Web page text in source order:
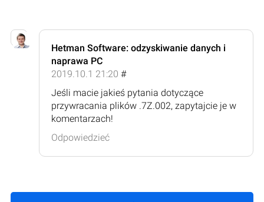
Hetman Software: odzyskiwanie danych i
naprawa PC
2019.10.1 21:20 #
Jeśli macie jakieś pytania dotyczące
przywracania plików .7Z.002, zapytajcie je w
komentarzach!
Odpowiedzieć